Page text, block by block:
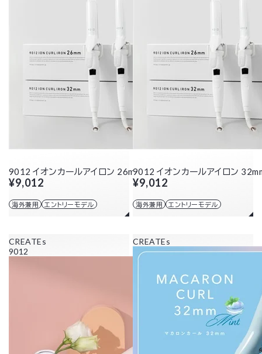
9012 イオンカールアイロン 26mm
¥9,012
海外兼用 エントリーモデル
9012 イオンカールアイロン
¥9,012
海外兼用 エントリーモデル
CREATEs
9012
CREATEs